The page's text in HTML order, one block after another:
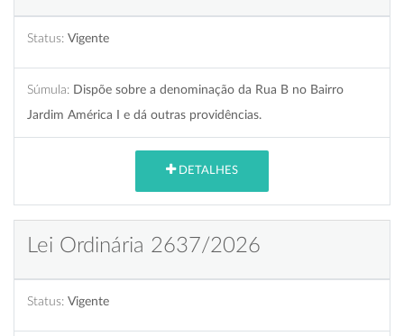
Status: Vigente
Súmula: Dispõe sobre a denominação da Rua B no Bairro
Jardim América I e dá outras providências.
DETALHES
Lei Ordinária 2637/2026
Status: Vigente